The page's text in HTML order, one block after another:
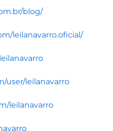
blog/
leilanavarro.oficial/
user/leilanavarro
leilanavarro